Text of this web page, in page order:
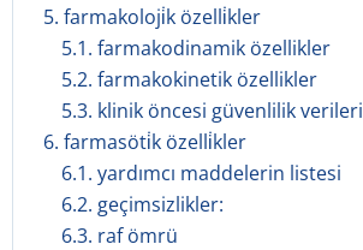
5. farmakoloji̇k özelli̇kler
5.1. farmakodinamik özellikler
5.2. farmakokinetik özellikler
5.3. klinik öncesi güvenlilik verileri
6. farmasöti̇k özelli̇kler
6.1. yardımcı maddelerin listesi
6.2. geçimsizlikler:
6.3. raf ömrü